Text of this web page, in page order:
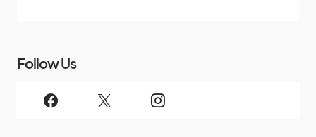
Follow Us